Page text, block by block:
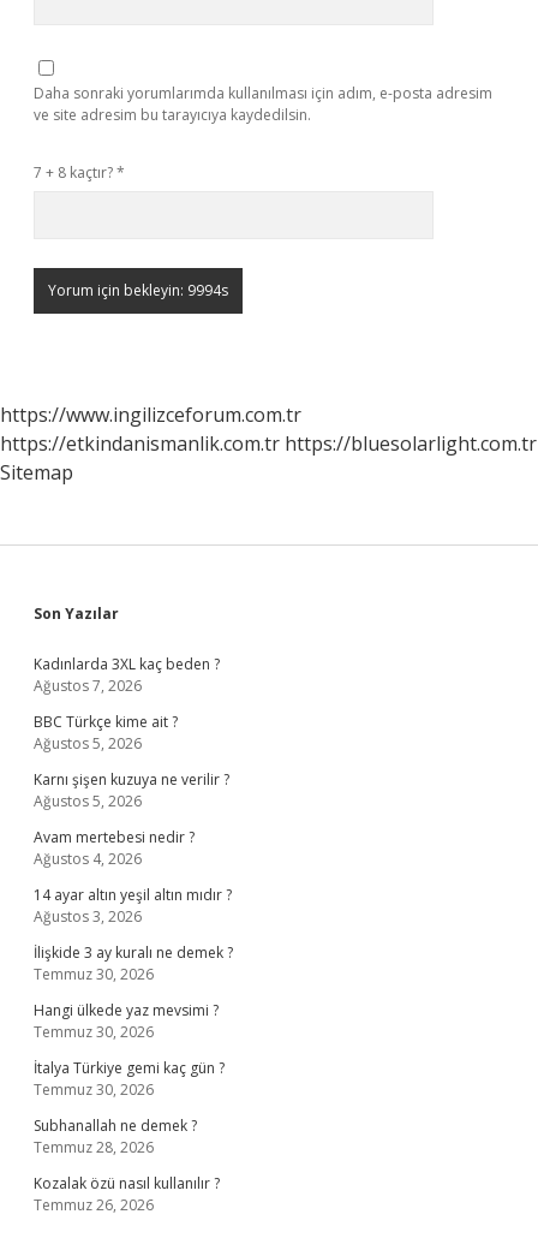
Daha sonraki yorumlarımda kullanılması için adım, e-posta adresim
ve site adresim bu tarayıcıya kaydedilsin.
7 + 8 kaçtır?*
https://www.ingilizceforum.com.tr
https://etkindanismanlik.com.tr https://bluesolarlight.com.tr
Sitemap
Sidebar
Son Yazılar
Kadınlarda 3XL kaç beden ?
Ağustos 7, 2026
BBC Türkçe kime ait ?
Ağustos 5, 2026
Karnı şişen kuzuya ne verilir ?
Ağustos 5, 2026
Avam mertebesi nedir ?
Ağustos 4, 2026
14 ayar altın yeşil altın mıdır ?
Ağustos 3, 2026
İlişkide 3 ay kuralı ne demek ?
Temmuz 30, 2026
Hangi ülkede yaz mevsimi ?
Temmuz 30, 2026
İtalya Türkiye gemi kaç gün ?
Temmuz 30, 2026
Subhanallah ne demek ?
Temmuz 28, 2026
Kozalak özü nasıl kullanılır ?
Temmuz 26, 2026